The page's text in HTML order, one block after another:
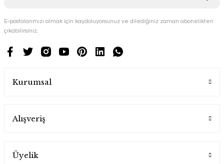
E-postalarımızı almak için kaydoluyorsunuz ve dilediğiniz zaman abonelikten
çıkabilirsiniz.
Kurumsal
Alışveriş
Üyelik